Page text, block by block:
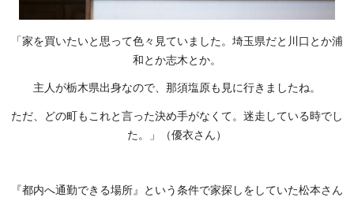
「家を買いたいと思って色々見ていました。埼玉県だと川口とか浦
和とか志木とか。
主人が栃木県出身なので、那須塩原も見に行きましたね。
ただ、どの町もこれと言った決め手がなくて。迷走している時でし
た。」（優衣さん）
『都内へ通勤できる場所』という条件で家探しをしていた松本さん